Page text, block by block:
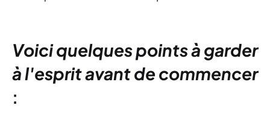
Voici quelques points à garder
à l'esprit avant de commencer
: